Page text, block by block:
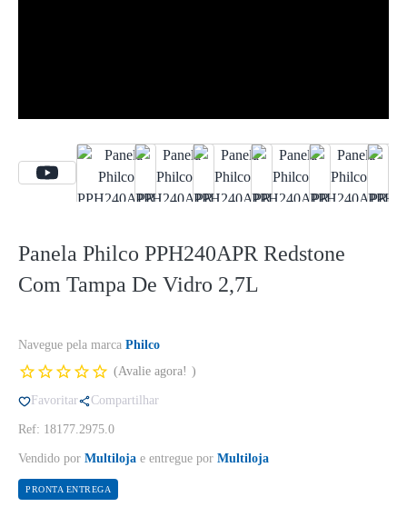
Panela Philco PPH240APR Redstone
Com Tampa De Vidro 2,7L
Navegue pela marca Philco
Avalie agora!
Favoritar Compartilhar
Ref: 18177.2975.0
Vendido por Multiloja e entregue por Multiloja
PRONTA ENTREGA